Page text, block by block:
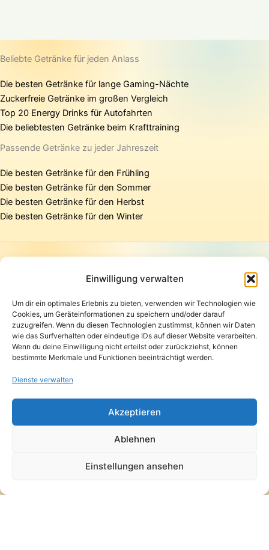
Einwilligung verwalten
Um dir ein optimales Erlebnis zu bieten, verwenden wir Technologien wie
Cookies, um Geräteinformationen zu speichern und/oder darauf
zuzugreifen. Wenn du diesen Technologien zustimmst, können wir Daten
wie das Surfverhalten oder eindeutige IDs auf dieser Website verarbeiten.
Wenn du deine Einwilligung nicht erteilst oder zurückziehst, können
bestimmte Merkmale und Funktionen beeinträchtigt werden.
Dienste verwalten
Akzeptieren
Ablehnen
Einstellungen ansehen
Beliebte Getränke für jeden Anlass
Die besten Getränke für lange Gaming-Nächte
Zuckerfreie Getränke im großen Vergleich
Top 20 Energy Drinks für Autofahrten
Die beliebtesten Getränke beim Krafttraining
Passende Getränke zu jeder Jahreszeit
Die besten Getränke für den Frühling
Die besten Getränke für den Sommer
Die besten Getränke für den Herbst
Die besten Getränke für den Winter
Presse
Datenschutzerklärung
AGB
Widerrufsbelehrung
Versand und Lieferung
Zahlungsarten
Copyright © 2026 Pfandpirat | Präsentiert vonZimmermanns
Internet & PR-Beratung
Instagram